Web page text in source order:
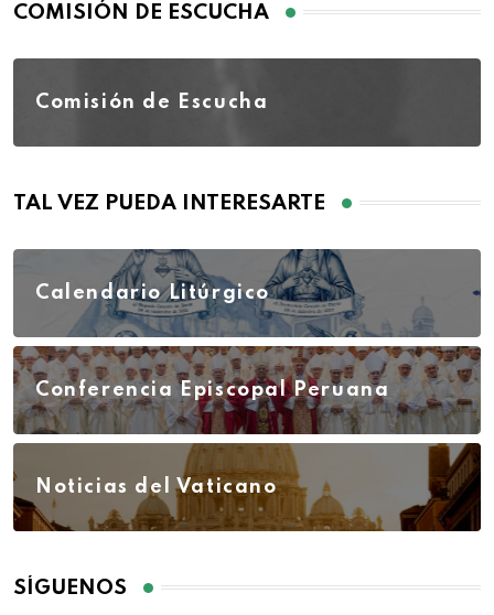
COMISIÓN DE ESCUCHA
Comisión de Escucha
TAL VEZ PUEDA INTERESARTE
Calendario Litúrgico
Conferencia Episcopal Peruana
Noticias del Vaticano
SÍGUENOS